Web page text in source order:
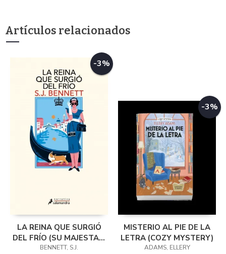
Artículos relacionados
-3%
LA REINA QUE SURGIÓ
DEL FRÍO (SU MAJESTAD,
LA REINA
BENNETT, S.J.
-3%
MISTERIO AL PIE DE LA
LETRA (COZY MYSTERY)
ADAMS, ELLERY